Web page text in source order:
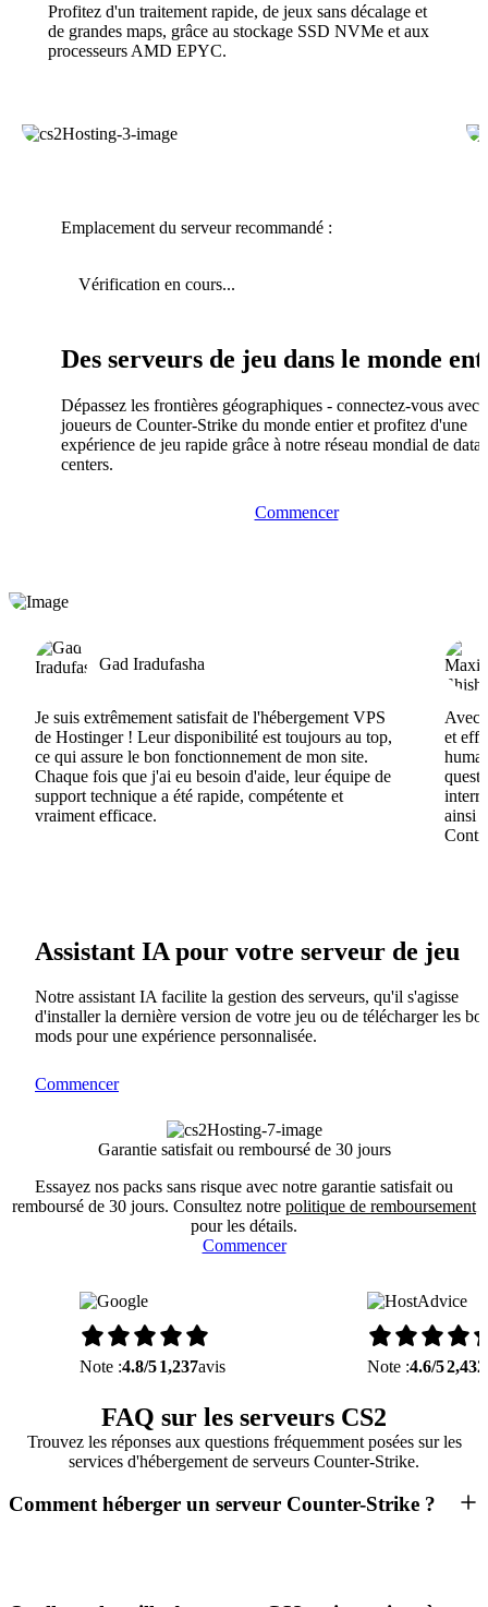
Profitez d'un traitement rapide, de jeux sans décalage et
de grandes maps, grâce au stockage SSD NVMe et aux
processeurs AMD EPYC.
Emplacement du serveur recommandé :
Vérification en cours...
Des serveurs de jeu dans le monde
Dépassez les frontières géographiques - connectez-vous avec
joueurs de Counter-Strike du monde entier et profitez d'une
expérience de jeu rapide grâce à notre réseau mondial de data
centers.
Commencer
Gad Iradufasha
Je suis extrêmement satisfait de l'hébergement VPS
de Hostinger ! Leur disponibilité est toujours au top,
ce qui assure le bon fonctionnement de mon site.
Chaque fois que j'ai eu besoin d'aide, leur équipe de
support technique a été rapide, compétente et
vraiment efficace.
Avec
et
ainsi
Assistant IA pour votre serveur de jeu
Notre assistant IA facilite la gestion des serveurs, qu'il s'agisse
d'installer la dernière version de votre jeu ou de télécharger les
mods pour une expérience personnalisée.
Commencer
Garantie satisfait ou remboursé de 30 jours
Essayez nos packs sans risque avec notre garantie satisfait ou
remboursé de 30 jours. Consultez notre politique de remboursement
pour les détails.
Commencer
Note :4.8/51,237avis Note :4.6/52,432
FAQ sur les serveurs CS2
Trouvez les réponses aux questions fréquemment posées sur les
services d'hébergement de serveurs Counter-Strike.
Comment héberger un serveur Counter-Strike ?